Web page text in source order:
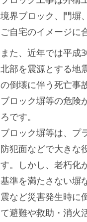
境界ブロック、門塀
ご自宅のイメージに
また、近年では平成
北部を震源とする地
の倒壊に伴う死亡事
ブロック塀等の危険
ろです。
ブロック塀等は、プ
防犯面などで大きな
す。しかし、老朽化
基準を満たさない塀
震など災害発生時に
て避難や救助・消火